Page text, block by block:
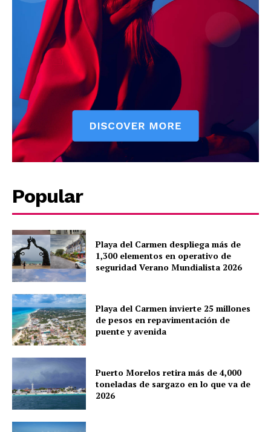
Subscription Plans
My account
Quintana Roo
Cancún
Chetumal
Playa del Carmen
Puerto Morelos
Popular
Playa del Carmen despliega más de
1,300 elementos en operativo de
seguridad Verano Mundialista 2026
Playa del Carmen invierte 25 millones
de pesos en repavimentación de
puente y avenida
Puerto Morelos retira más de 4,000
toneladas de sargazo en lo que va de
2026